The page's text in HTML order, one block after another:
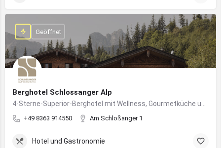
Berghotel Schlossanger Alp
+49 8363 914550 Am Schloßanger 1
Geöffnet
Hotel und Gastronomie